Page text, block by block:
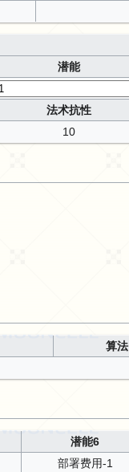
潜能
法术抗性
10
算法
潜能6
部署费用-1